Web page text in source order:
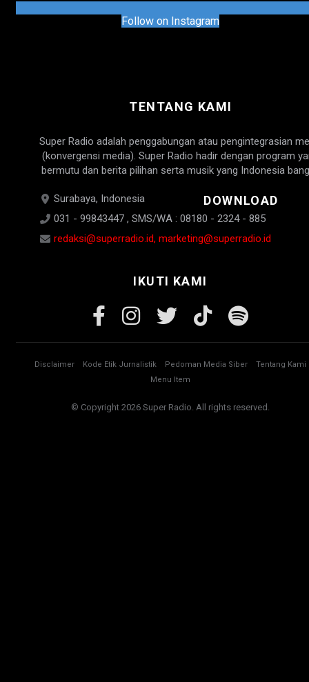
Follow on Instagram
TENTANG KAMI
Super Radio adalah penggabungan atau pengintegrasian
(konvergensi media). Super Radio hadir dengan program
bermutu dan berita pilihan serta musik yang Indonesia
Surabaya, Indonesia
031 - 99843447 , SMS/WA : 08180 - 2324 - 885
redaksi@superradio.id, marketing@superradio.id
DOWNLOAD
IKUTI KAMI
Disclaimer Kode Etik Jurnalistik Pedoman Media Siber
Tentang Kami
Menu Item
© Copyright 2026 Super Radio. All rights reserved.